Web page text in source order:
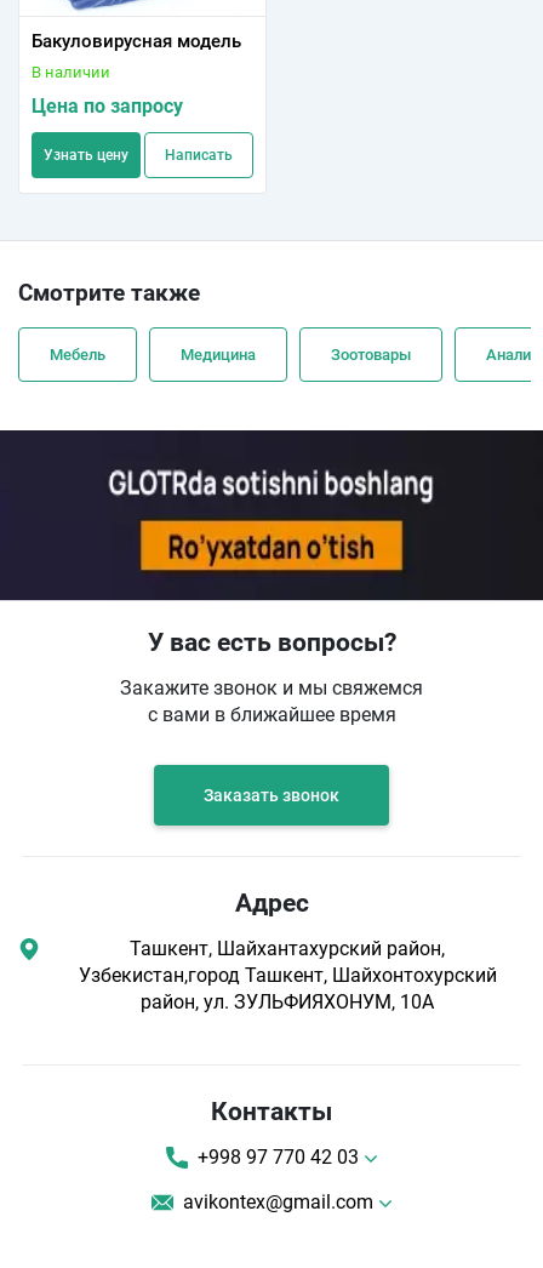
Бакуловирусная модель
В наличии
Цена по запросу
Узнать цену Написать
Смотрите также
Мебель Медицина Зоотовары
У вас есть вопросы?
Закажите звонок и мы свяжемся
с вами в ближайшее время
Заказать звонок
Адрес
Ташкент, Шайхантахурский район,
Узбекистан,город Ташкент, Шайхонтохурский
район, ул. ЗУЛЬФИЯХОНУМ, 10А
Контакты
+998 97 770 42 03
avikontex@gmail.com